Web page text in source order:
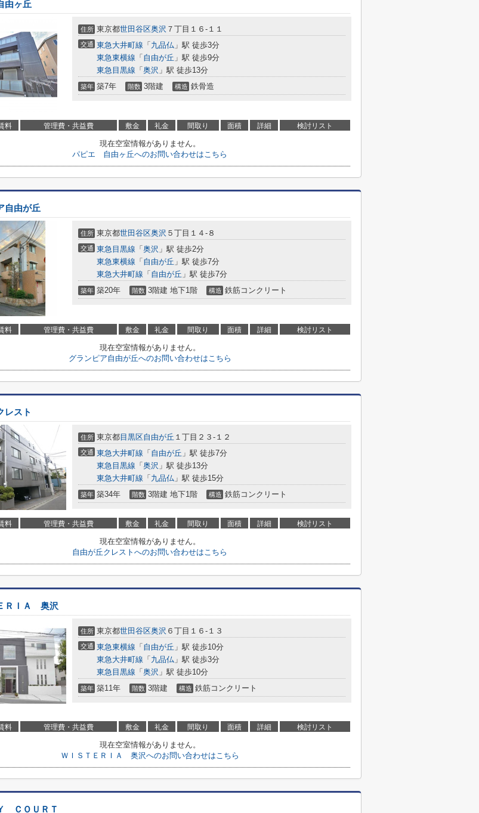
ヶ丘
住所 東京都世田谷区奥沢 ７丁目１６-１１
交通 東急大井町線 「 九品仏 」駅 徒歩3分
東急東横線 「 自由が丘 」駅 徒歩9分
東急目黒線 「 奥沢 」駅 徒歩13分
築年 築7年 階数 3階建 構造 鉄骨造
料 管理費・共益費 敷金 礼金 間取り 面積 詳細 検討リスト
現在空室情報がありません。
パピエ 自由ヶ丘へのお問い合わせはこちら
自由が丘
住所 東京都世田谷区奥沢 ５丁目１４-８
交通 東急目黒線 「 奥沢 」駅 徒歩2分
東急東横線 「 自由が丘 」駅 徒歩7分
東急大井町線 「 自由が丘 」駅 徒歩7分
築年 築20年 階数 3階建 地下1階 構造 鉄筋コンクリート
料 管理費・共益費 敷金 礼金 間取り 面積 詳細 検討リスト
現在空室情報がありません。
グランピア自由が丘へのお問い合わせはこちら
レスト
住所 東京都目黒区自由が丘 １丁目２３-１２
交通 東急大井町線 「 自由が丘 」駅 徒歩7分
東急目黒線 「 奥沢 」駅 徒歩13分
東急大井町線 「 九品仏 」駅 徒歩15分
築年 築34年 階数 3階建 地下1階 構造 鉄筋コンクリート
料 管理費・共益費 敷金 礼金 間取り 面積 詳細 検討リスト
現在空室情報がありません。
自由が丘クレストへのお問い合わせはこちら
ＲＩＡ 奥沢
住所 東京都世田谷区奥沢 ６丁目１６-１３
交通 東急東横線 「 自由が丘 」駅 徒歩10分
東急大井町線 「 九品仏 」駅 徒歩3分
東急目黒線 「 奥沢 」駅 徒歩10分
築年 築11年 階数 3階建 構造 鉄筋コンクリート
料 管理費・共益費 敷金 礼金 間取り 面積 詳細 検討リスト
現在空室情報がありません。
ＷＩＳＴＥＲＩＡ 奥沢へのお問い合わせはこちら
ＣＯＵＲＴ